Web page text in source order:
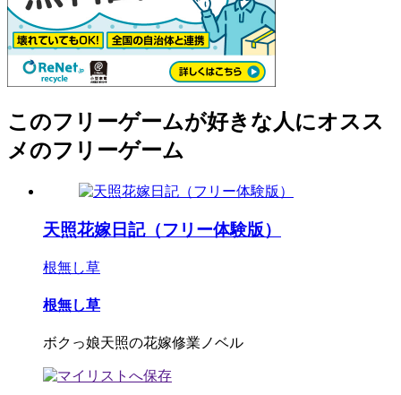
このフリーゲームが好きな人にオスス
メのフリーゲーム
天照花嫁日記（フリー体験版）
根無し草
根無し草
ボクっ娘天照の花嫁修業ノベル